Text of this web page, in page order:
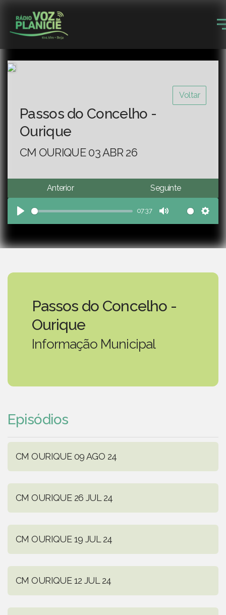
Voltar
Passos do Concelho -
Ourique
CM OURIQUE 03 ABR 26
Anterior Seguinte
Play
07:37
Mute
Passos do Concelho -
Ourique
Informação Municipal
Episódios
CM OURIQUE 09 AGO 24
CM OURIQUE 26 JUL 24
CM OURIQUE 19 JUL 24
CM OURIQUE 12 JUL 24